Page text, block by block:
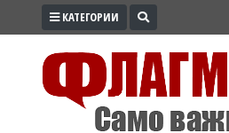
ПРОМО
КАТЕГОРИИ